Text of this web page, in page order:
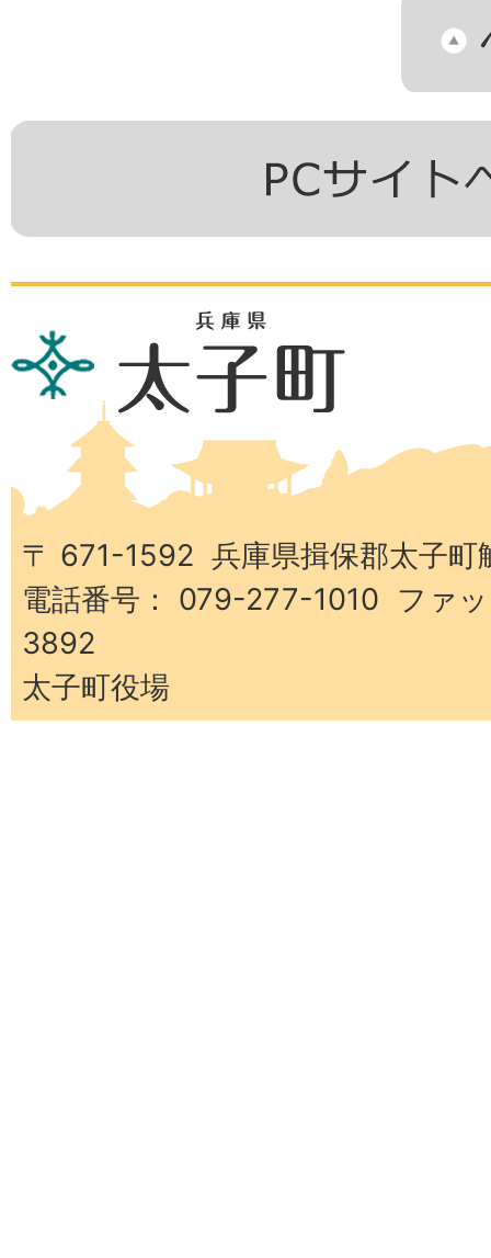
兵
庫
子
町
〒 671-1592 兵庫県揖保郡太子町
電話番号： 079-277-1010 ファ
3892
太子町役場